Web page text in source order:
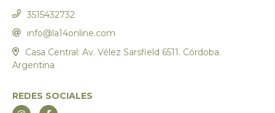
3515432732
info@la14online.com
Casa Central: Av. Vélez Sarsfield 6511. Córdoba.
Argentina
REDES SOCIALES